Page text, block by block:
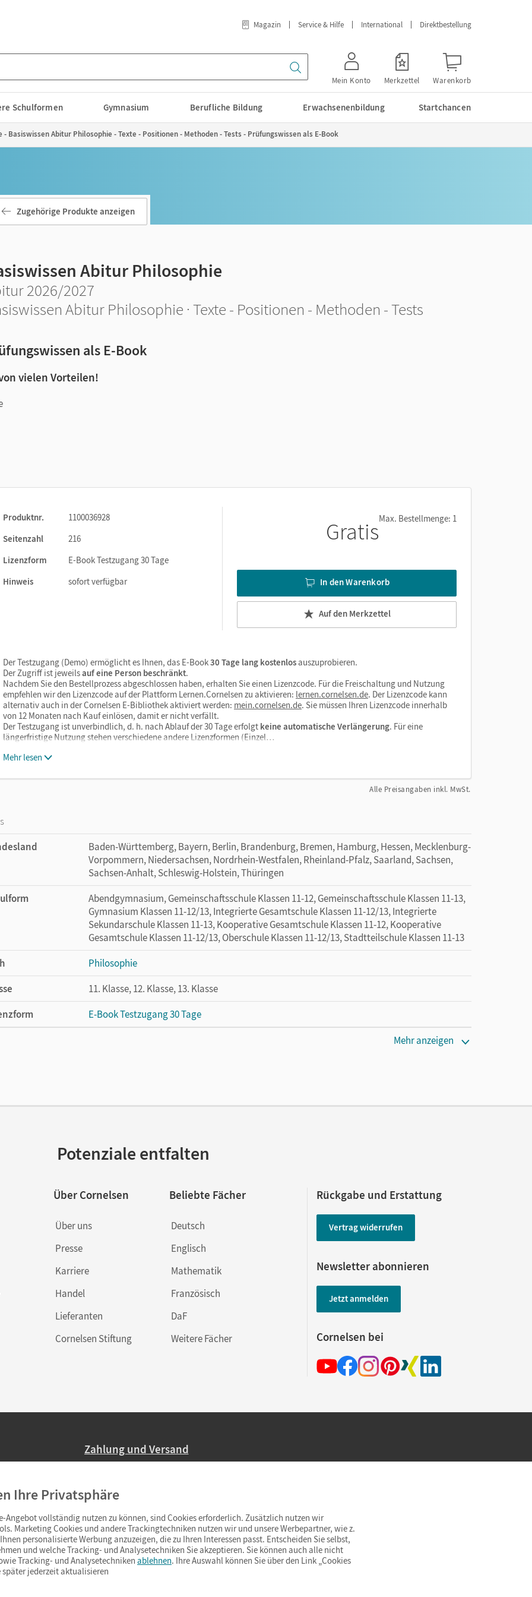
Magazin Service & Hilfe International Direktbestellung
Mein Konto Merkzettel Warenkorb
Schulformen Gymnasium Berufliche Bildung Erwachsenenbildung Startchancen
Basiswissen Abitur Philosophie - Texte - Positionen - Methoden - Tests - Prüfungswissen als E-Book
Zugehörige Produkte anzeigen
Abitur Philosophie
2026/2027
Abitur Philosophie · Texte - Positionen - Methoden - Tests
als E-Book
vielen Vorteilen!
Produktnr.
1100036928
Seitenzahl
216
Lizenzform
E-Book Testzugang 30 Tage
Hinweis
sofort verfügbar
GratisMax. Bestellmenge: 1
In den Warenkorb
Auf den Merkzettel
Der Testzugang (Demo) ermöglicht es Ihnen, das E-Book30 Tage lang kostenlosauszuprobieren.
Der Zugriff ist jeweilsauf eine Person beschränkt.
Nachdem Sie den Bestellprozess abgeschlossen haben, erhalten Sie einen Lizenzcode. Für die Freischaltung und Nutzung
empfehlen wir den Lizenzcode auf der Plattform Lernen.Cornelsen zu aktivieren: lernen.cornelsen.de. Der Lizenzcode kann
alternativ auch in der Cornelsen E-Bibliothek aktiviert werden: mein.cornelsen.de. Sie müssen Ihren Lizenzcode innerhalb
von 12 Monaten nach Kauf einlösen, damit er nicht verfällt.
Der Testzugang ist unverbindlich, d. h. nach Ablauf der 30 Tage erfolgt keine automatische Verlängerung. Für eine
längerfristige Nutzung stehen verschiedene andere Lizenzformen (Einzel…
Mehr lesen
Alle Preisangaben inkl. MwSt.
Baden-Württemberg, Bayern, Berlin, Brandenburg, Bremen, Hamburg, Hessen, Mecklenburg-
Vorpommern, Niedersachsen, Nordrhein-Westfalen, Rheinland-Pfalz, Saarland, Sachsen,
Sachsen-Anhalt, Schleswig-Holstein, Thüringen
Abendgymnasium, Gemeinschaftsschule Klassen 11-12, Gemeinschaftsschule Klassen 11-13,
Gymnasium Klassen 11-12/13, Integrierte Gesamtschule Klassen 11-12/13, Integrierte
Sekundarschule Klassen 11-13, Kooperative Gesamtschule Klassen 11-12, Kooperative
Gesamtschule Klassen 11-12/13, Oberschule Klassen 11-12/13, Stadtteilschule Klassen 11-13
Philosophie
11. Klasse, 12. Klasse, 13. Klasse
E-Book Testzugang 30 Tage
Mehr anzeigen
Potenziale entfalten
Über Cornelsen
Über uns
Presse
Karriere
Handel
Lieferanten
Cornelsen Stiftung
Beliebte Fächer
Deutsch
Englisch
Mathematik
Französisch
DaF
Weitere Fächer
Rückgabe und Erstattung
Vertrag widerrufen
Newsletter abonnieren
Jetzt anmelden
Cornelsen bei
Zahlung und Versand
Ab 59,– EUR Bestellwert liefern wir versandkostenfrei innerhalb Deutschlands
(Lieferung in 3–6 Tagen).
Ihre Privatsphäre
Angebot vollständig nutzen zu können, sind Cookies erforderlich. Zusätzlich nutzen wir
Marketing Cookies und andere Trackingtechniken nutzen wir und unsere Werbepartner, wie z.
personalisierte Werbung anzuzeigen, die zu Ihren Interessen passt. Entscheiden Sie selbst,
und welche Tracking- und Analysetechniken Sie akzeptieren. Sie können auch alle nicht
Tracking- und Analysetechniken ablehnen. Ihre Auswahl können Sie über den Link „Cookies
später jederzeit aktualisieren